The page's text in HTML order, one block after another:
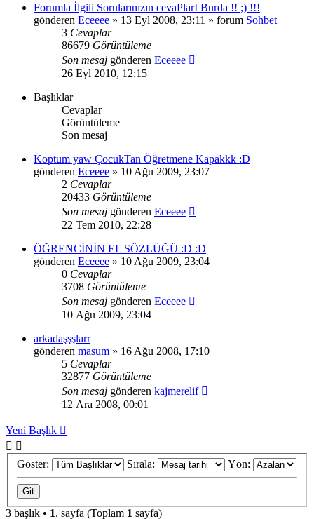
Forumla İlgili Sorularınızın cevaPlarI Burda !! ;) !!!
gönderen Eceeee » 13 Eyl 2008, 23:11 » forum Sohbet
3 Cevaplar
86679 Görüntüleme
Son mesaj gönderen Eceeee
26 Eyl 2010, 12:15
Başlıklar
Cevaplar
Görüntüleme
Son mesaj
Koptum yaw ÇocukTan Öğretmene Kapakkk :D
gönderen Eceeee » 10 Ağu 2009, 23:07
2 Cevaplar
20433 Görüntüleme
Son mesaj gönderen Eceeee
22 Tem 2010, 22:28
ÖĞRENCİNİN EL SÖZLÜĞÜ :D :D
gönderen Eceeee » 10 Ağu 2009, 23:04
0 Cevaplar
3708 Görüntüleme
Son mesaj gönderen Eceeee
10 Ağu 2009, 23:04
arkadaşşşlarr
gönderen masum » 16 Ağu 2008, 17:10
5 Cevaplar
32877 Görüntüleme
Son mesaj gönderen kajmerelif
12 Ara 2008, 00:01
Yeni Başlık
Göster: Sırala: Yön:
3 başlık • 1. sayfa (Toplam 1 sayfa)